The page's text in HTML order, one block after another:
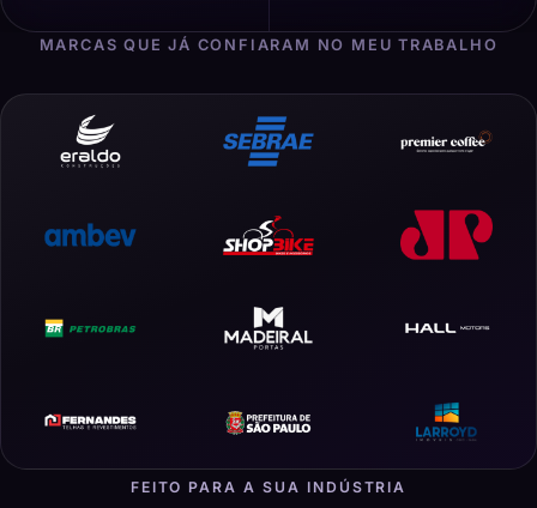
MARCAS QUE JÁ CONFIARAM NO MEU TRABALHO
FEITO PARA A SUA INDÚSTRIA